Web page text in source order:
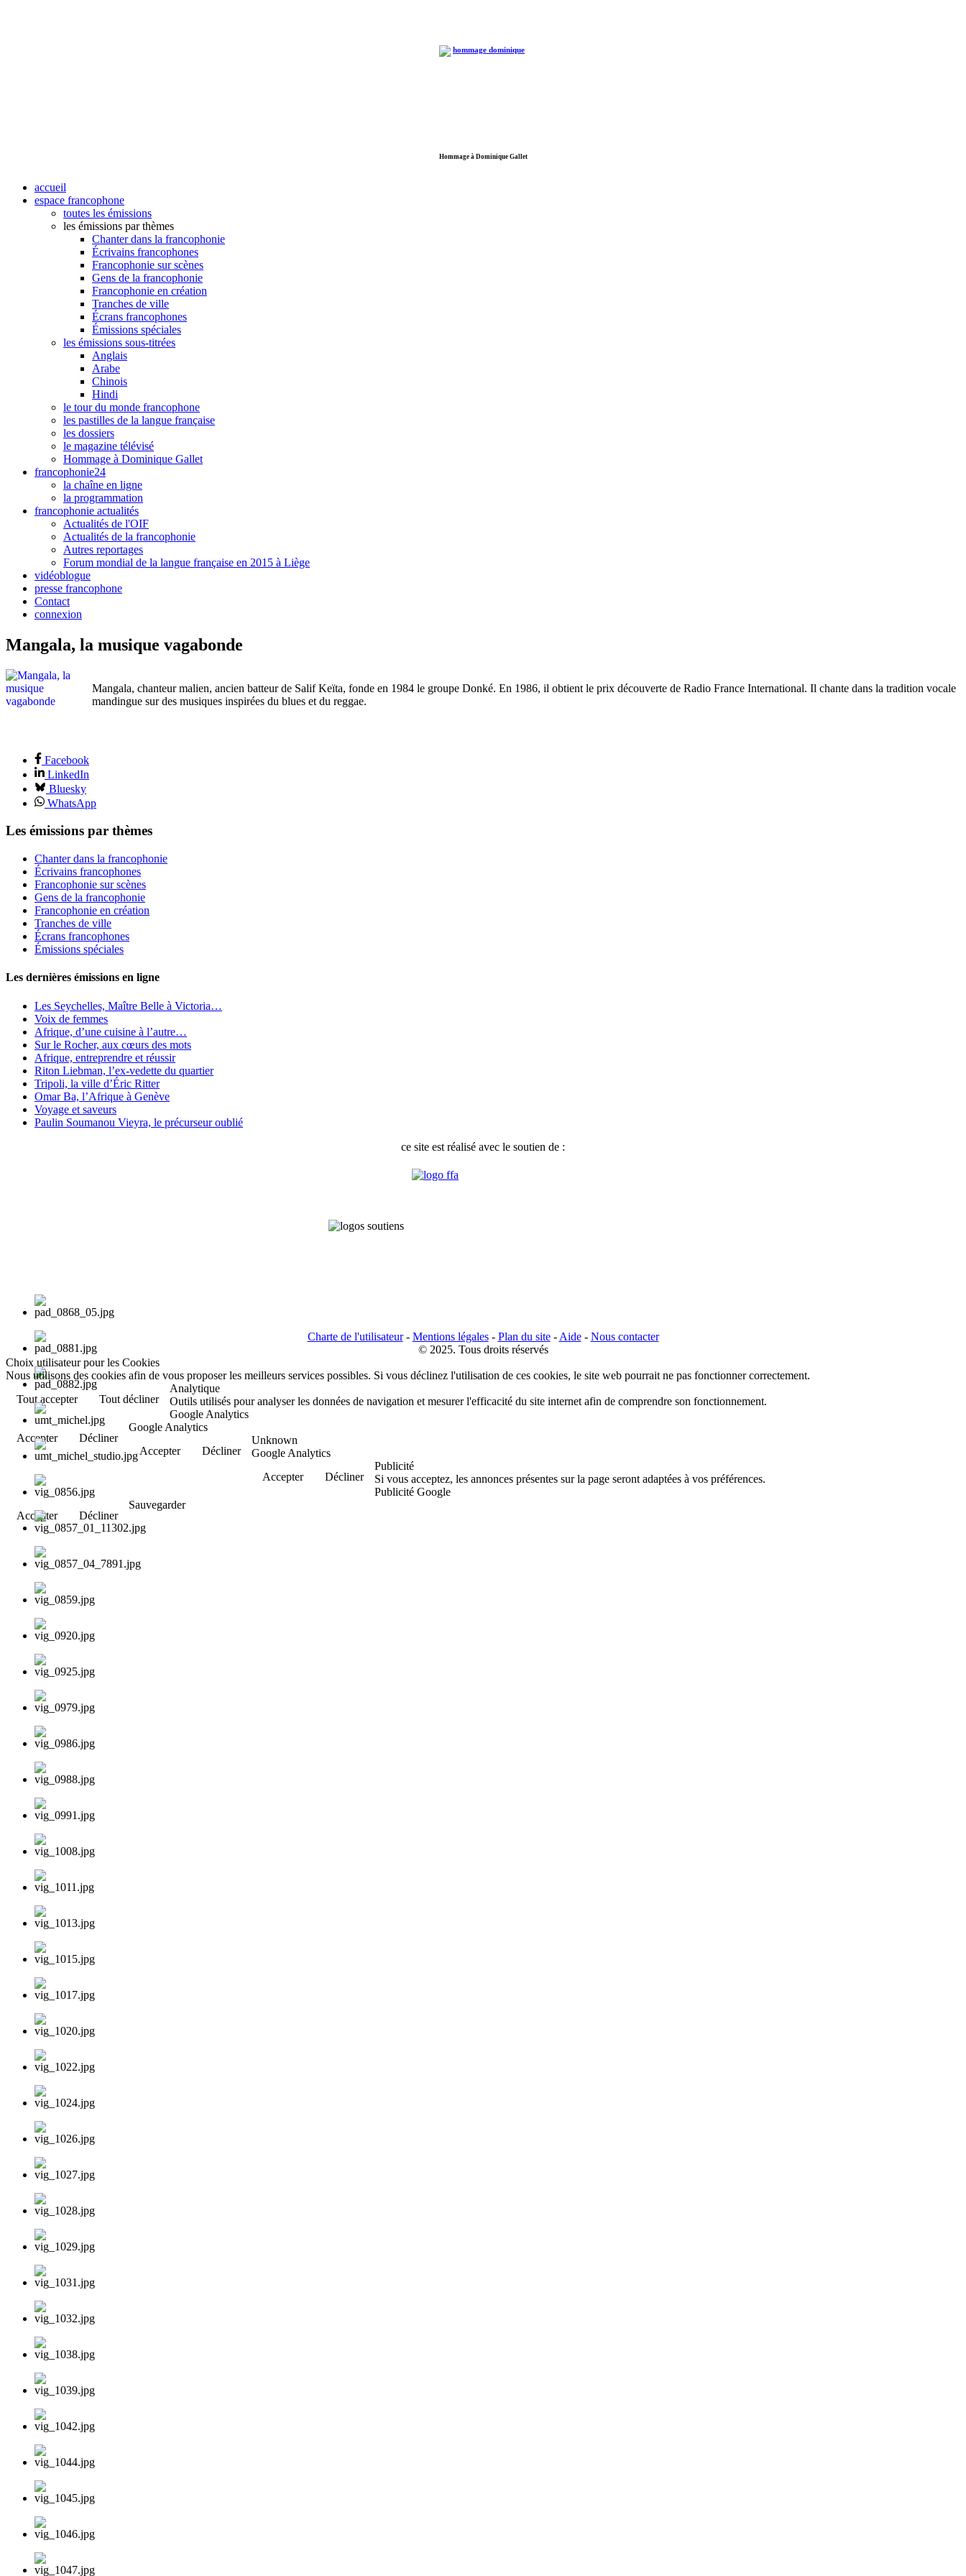
Hommage à Dominique Gallet
accueil
espace francophone
toutes les émissions
les émissions par thèmes
Chanter dans la francophonie
Écrivains francophones
Francophonie sur scènes
Gens de la francophonie
Francophonie en création
Tranches de ville
Écrans francophones
Émissions spéciales
les émissions sous-titrées
Anglais
Arabe
Chinois
Hindi
le tour du monde francophone
les pastilles de la langue française
les dossiers
le magazine télévisé
Hommage à Dominique Gallet
francophonie24
la chaîne en ligne
la programmation
francophonie actualités
Actualités de l'OIF
Actualités de la francophonie
Autres reportages
Forum mondial de la langue française en 2015 à Liège
vidéoblogue
presse francophone
Contact
connexion
Mangala, la musique vagabonde
Mangala, chanteur malien, ancien batteur de Salif Keïta, fonde en 1984 le groupe Donké. En 1986, il obtient le prix découverte de Radio France International. Il chante dans la tradition vocale
mandingue sur des musiques inspirées du blues et du reggae.
Facebook
LinkedIn
Bluesky
WhatsApp
Les émissions par thèmes
Chanter dans la francophonie
Écrivains francophones
Francophonie sur scènes
Gens de la francophonie
Francophonie en création
Tranches de ville
Écrans francophones
Émissions spéciales
Les dernières émissions en ligne
Les Seychelles, Maître Belle à Victoria…
Voix de femmes
Afrique, d’une cuisine à l’autre…
Sur le Rocher, aux cœurs des mots
Afrique, entreprendre et réussir
Riton Liebman, l’ex-vedette du quartier
Tripoli, la ville d’Éric Ritter
Omar Ba, l’Afrique à Genève
Voyage et saveurs
Paulin Soumanou Vieyra, le précurseur oublié
ce site est réalisé avec le soutien de :
Charte de l'utilisateur- Mentions légales- Plan du site- Aide- Nous contacter
© 2025. Tous droits réservés
Choix utilisateur pour les Cookies
Nous utilisons des cookies afin de vous proposer les meilleurs services possibles. Si vous déclinez l'utilisation de ces cookies, le site web pourrait ne pas fonctionner correctement.
Tout accepter
Tout décliner
Analytique
Outils utilisés pour analyser les données de navigation et mesurer l'efficacité du site internet afin de comprendre son fonctionnement.
Google Analytics
Accepter
Décliner
Google Analytics
Accepter
Décliner
Unknown
Google Analytics
Accepter
Décliner
Publicité
Si vous acceptez, les annonces présentes sur la page seront adaptées à vos préférences.
Publicité Google
Accepter
Décliner
Sauvegarder